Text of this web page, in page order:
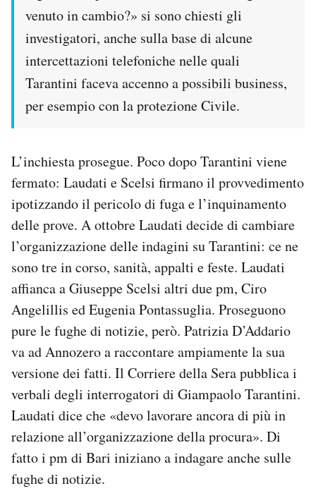
venuto in cambio?» si sono chiesti gli
investigatori, anche sulla base di alcune
intercettazioni telefoniche nelle quali
Tarantini faceva accenno a possibili business,
per esempio con la protezione Civile.
L’inchiesta prosegue. Poco dopo Tarantini viene
fermato: Laudati e Scelsi firmano il provvedimento
ipotizzando il pericolo di fuga e l’inquinamento
delle prove. A ottobre Laudati decide di cambiare
l’organizzazione delle indagini su Tarantini: ce ne
sono tre in corso, sanità, appalti e feste. Laudati
affianca a Giuseppe Scelsi altri due pm, Ciro
Angelillis ed Eugenia Pontassuglia. Proseguono
pure le fughe di notizie, però. Patrizia D’Addario
va ad Annozero a raccontare ampiamente la sua
versione dei fatti. Il Corriere della Sera pubblica i
verbali degli interrogatori di Giampaolo Tarantini.
Laudati dice che «devo lavorare ancora di più in
relazione all’organizzazione della procura». Di
fatto i pm di Bari iniziano a indagare anche sulle
fughe di notizie.